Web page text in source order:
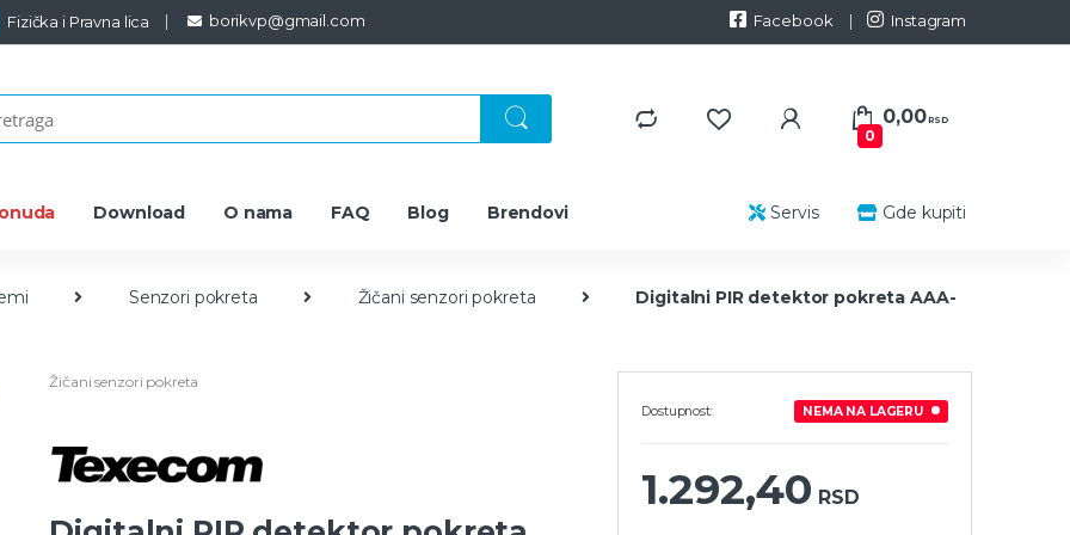
Fizička i Pravna lica borikvp@gmail.com Facebook Instagram
0
0,00RSD
Download O nama FAQ Blog Brendovi Gde kupiti
Servis
Senzori pokreta Žičani senzori pokreta
Digitalni PIR detektor pokreta AAA-
Žičani senzori pokreta
Dostupnost: NEMA NA LAGERU
1.292,40 RSD